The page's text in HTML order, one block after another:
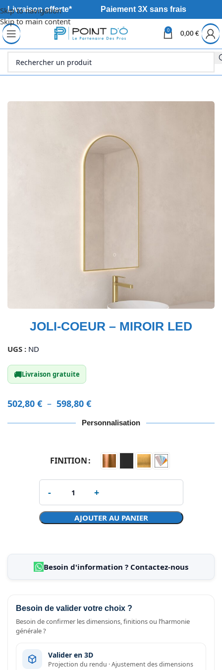
Skip to navigation
Skip to main content
Livraison offerte* Paiement 3X sans frais
0
0,00 €
Accueil Sanitaire Meuble
JOLI-COEUR – MIROIR LED
UGS : ND
🚚Livraison gratuite
502,80 € – 598,80 €
Personnalisation
FINITION
AJOUTER AU PANIER
Besoin d'information ? Contactez-nous
Besoin de valider votre choix ?
Besoin de confirmer les dimensions, finitions ou l’harmonie
générale ?
Valider en 3D
Projection du rendu · Ajustement des dimensions